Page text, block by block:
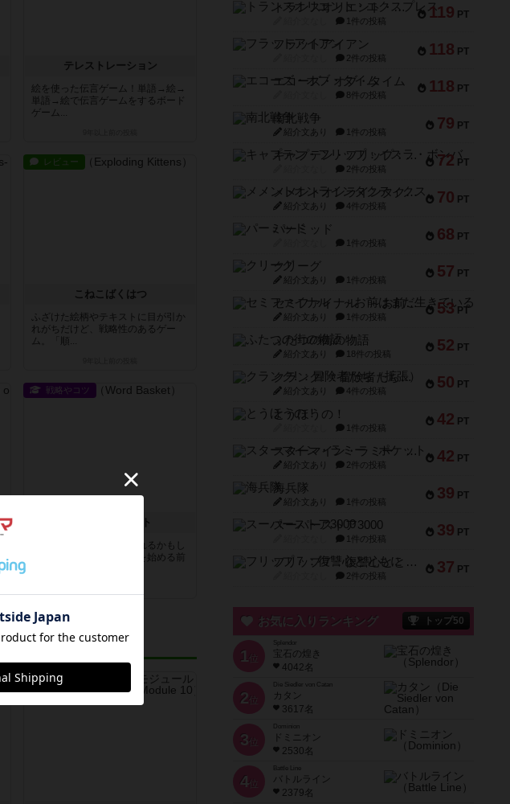
テレストレーション
絵を使った伝言ゲーム！単語→絵→
単語→絵で伝言ゲームをするボード
ゲーム...
レビュー
こねこばくはつ
ふざけた絵柄やテキストに目が引か
れがちだけど、戦略性のあるゲー
ム。「順...
戦略やコツ
ワードバスケット
人によっては卑怯と思われるかもし
れませんが、このゲームを始める前
レビュー
119 PT
トランスオリエント・エクスプレス
1件の投稿
118 PT
フラットアイアン
2件の投稿
118 PT
エコーズ・オブ・タイム
8件の投稿
79 PT
南北戦争
紹介文あり 1件の投稿
72 PT
キャプテン・フリップ：イスラ・ボンバ
2件の投稿
70 PT
メメントオンラインタクティクス
紹介文あり 4件の投稿
68 PT
パーミッド
1件の投稿
57 PT
クリーグ
紹介文あり 1件の投稿
53 PT
セミファイナル ～お前はまだ生きている～
紹介文あり 1件の投稿
52 PT
ふたつの街の物語
紹介文あり 18件の投稿
50 PT
クランク! ：冒険者たち（拡張）
紹介文あり 4件の投稿
42 PT
とうほうの！
1件の投稿
42 PT
スターマイン・ラミー ポケット
紹介文あり 2件の投稿
39 PT
海兵隊
紹介文あり 1件の投稿
39 PT
スーパーストア3000
1件の投稿
37 PT
フリップ７：復讐心とともに
2件の投稿
お気に入りランキング トップ50
1 位
宝石の煌き
4042名
2 位
Die Siedler von Catan
カタン
3617名
3 位
ドミニオン
2530名
4位
Battle Line
バトルライン
2379名